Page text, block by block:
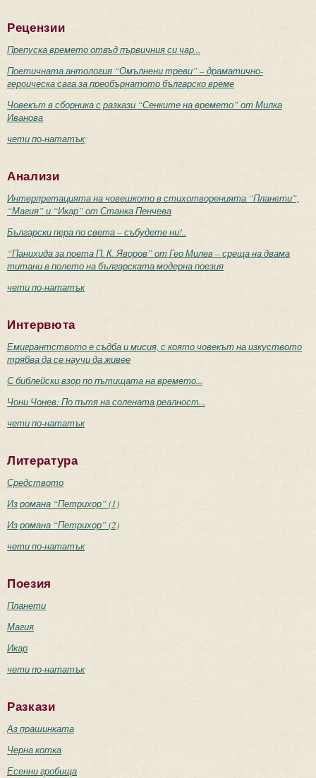
Рецензии
Препуска времето отвъд първичния си чар...
Поетичната антология “Омълнени треви” – драматично-
героическа сага за преобърнатото българско време
Човекът в сборника с разкази “Сенките на времето” от Милка
Иванова
чети по-нататък
Анализи
Интерпретацията на човешкото в стихотворенията “Планети”,
“Магия” и “Икар” от Станка Пенчева
Български пера по света – събудете ни!..
“Панихида за поета П. К. Яворов” от Гео Милев – среща на двама
титани в полето на българската модерна поезия
чети по-нататък
Интервюта
Емигрантството е съдба и мисия, с която човекът на изкуството
трябва да се научи да живее
С библейски взор по пътищата на времето...
Чони Чонев: По пътя на солената реалност...
чети по-нататък
Литература
Средството
Из романа “Петрихор” (1)
Из романа “Петрихор” (2)
чети по-нататък
Поезия
Планети
Магия
Икар
чети по-нататък
Разкази
Аз прашинката
Черна котка
Есенни гробища